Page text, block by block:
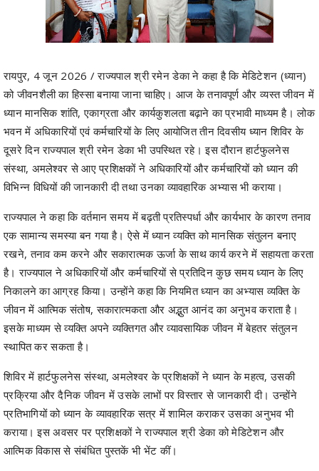
रायपुर, 4 जून 2026 / राज्यपाल श्री रमेन डेका ने कहा है कि मेडिटेशन (ध्यान)
को जीवनशैली का हिस्सा बनाया जाना चाहिए। आज के तनावपूर्ण और व्यस्त जीवन में
ध्यान मानसिक शांति, एकाग्रता और कार्यकुशलता बढ़ाने का प्रभावी माध्यम है। लोक
भवन में अधिकारियों एवं कर्मचारियों के लिए आयोजित तीन दिवसीय ध्यान शिविर के
दूसरे दिन राज्यपाल श्री रमेन डेका भी उपस्थित रहे। इस दौरान हार्टफुलनेस
संस्था, अमलेश्वर से आए प्रशिक्षकों ने अधिकारियों और कर्मचारियों को ध्यान की
विभिन्न विधियों की जानकारी दी तथा उनका व्यावहारिक अभ्यास भी कराया।
राज्यपाल ने कहा कि वर्तमान समय में बढ़ती प्रतिस्पर्धा और कार्यभार के कारण तनाव
एक सामान्य समस्या बन गया है। ऐसे में ध्यान व्यक्ति को मानसिक संतुलन बनाए
रखने, तनाव कम करने और सकारात्मक ऊर्जा के साथ कार्य करने में सहायता करता
है। राज्यपाल ने अधिकारियों और कर्मचारियों से प्रतिदिन कुछ समय ध्यान के लिए
निकालने का आग्रह किया। उन्होंने कहा कि नियमित ध्यान का अभ्यास व्यक्ति के
जीवन में आत्मिक संतोष, सकारात्मकता और अद्भुत आनंद का अनुभव कराता है।
इसके माध्यम से व्यक्ति अपने व्यक्तिगत और व्यावसायिक जीवन में बेहतर संतुलन
स्थापित कर सकता है।
शिविर में हार्टफुलनेस संस्था, अमलेश्वर के प्रशिक्षकों ने ध्यान के महत्व, उसकी
प्रक्रिया और दैनिक जीवन में उसके लाभों पर विस्तार से जानकारी दी। उन्होंने
प्रतिभागियों को ध्यान के व्यावहारिक सत्र में शामिल कराकर उसका अनुभव भी
कराया। इस अवसर पर प्रशिक्षकों ने राज्यपाल श्री डेका को मेडिटेशन और
आत्मिक विकास से संबंधित पुस्तकें भी भेंट कीं।